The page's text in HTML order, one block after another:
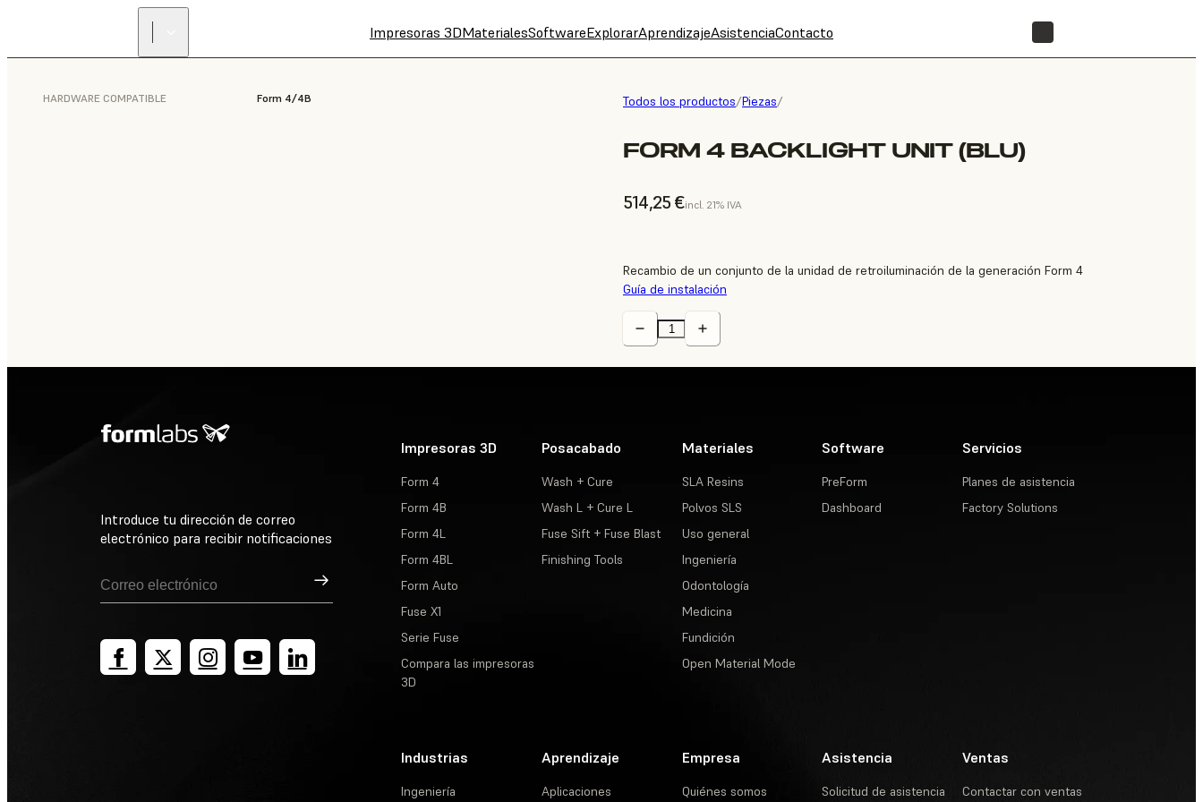
Impresoras 3DMaterialesSoftwareExplorarAprendizajeAsistenciaContacto
Todos los productos/Piezas/
FORM 4 BACKLIGHT UNIT (BLU)
514,25 €incl. 21% IVA
HARDWARE COMPATIBLE Form 4/4B
Recambio de un conjunto de la unidad de retroiluminación de la generación Form 4
Guía de instalación
Introduce tu dirección de correo
electrónico para recibir notificaciones
Suscribirse
Impresoras 3D
Form 4
Form 4B
Form 4L
Form 4BL
Form Auto
Fuse X1
Serie Fuse
Compara las impresoras
3D
Posacabado
Wash + Cure
Wash L + Cure L
Fuse Sift + Fuse Blast
Finishing Tools
Materiales
SLA Resins
Polvos SLS
Uso general
Ingeniería
Odontología
Medicina
Fundición
Open Material Mode
Software
PreForm
Dashboard
Servicios
Planes de asistencia
Factory Solutions
Industrias
Ingeniería
Aprendizaje
Aplicaciones
Empresa
Quiénes somos
Asistencia
Solicitud de asistencia
Ventas
Contactar con ventas